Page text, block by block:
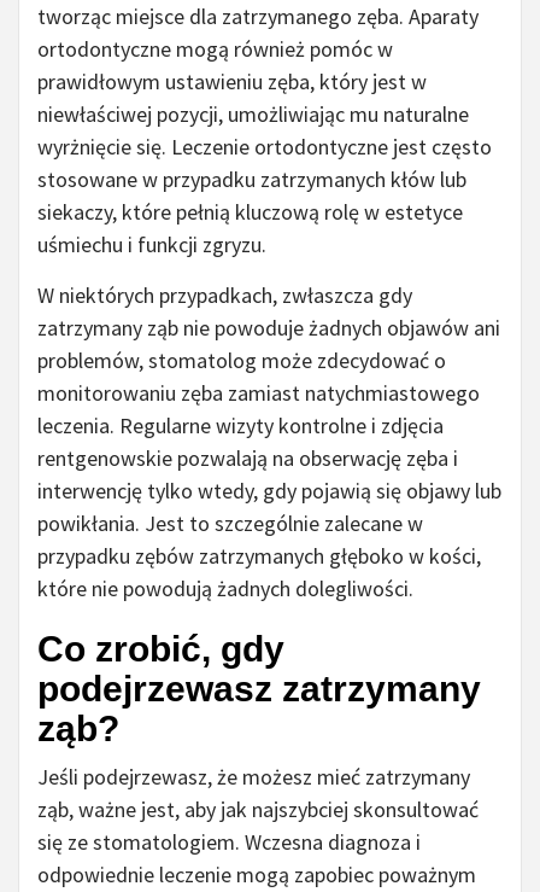
tworząc miejsce dla zatrzymanego zęba. Aparaty
ortodontyczne mogą również pomóc w
prawidłowym ustawieniu zęba, który jest w
niewłaściwej pozycji, umożliwiając mu naturalne
wyrżnięcie się. Leczenie ortodontyczne jest często
stosowane w przypadku zatrzymanych kłów lub
siekaczy, które pełnią kluczową rolę w estetyce
uśmiechu i funkcji zgryzu.
W niektórych przypadkach, zwłaszcza gdy
zatrzymany ząb nie powoduje żadnych objawów ani
problemów, stomatolog może zdecydować o
monitorowaniu zęba zamiast natychmiastowego
leczenia. Regularne wizyty kontrolne i zdjęcia
rentgenowskie pozwalają na obserwację zęba i
interwencję tylko wtedy, gdy pojawią się objawy lub
powikłania. Jest to szczególnie zalecane w
przypadku zębów zatrzymanych głęboko w kości,
które nie powodują żadnych dolegliwości.
Co zrobić, gdy
podejrzewasz zatrzymany
ząb?
Jeśli podejrzewasz, że możesz mieć zatrzymany
ząb, ważne jest, aby jak najszybciej skonsultować
się ze stomatologiem. Wczesna diagnoza i
odpowiednie leczenie mogą zapobiec poważnym